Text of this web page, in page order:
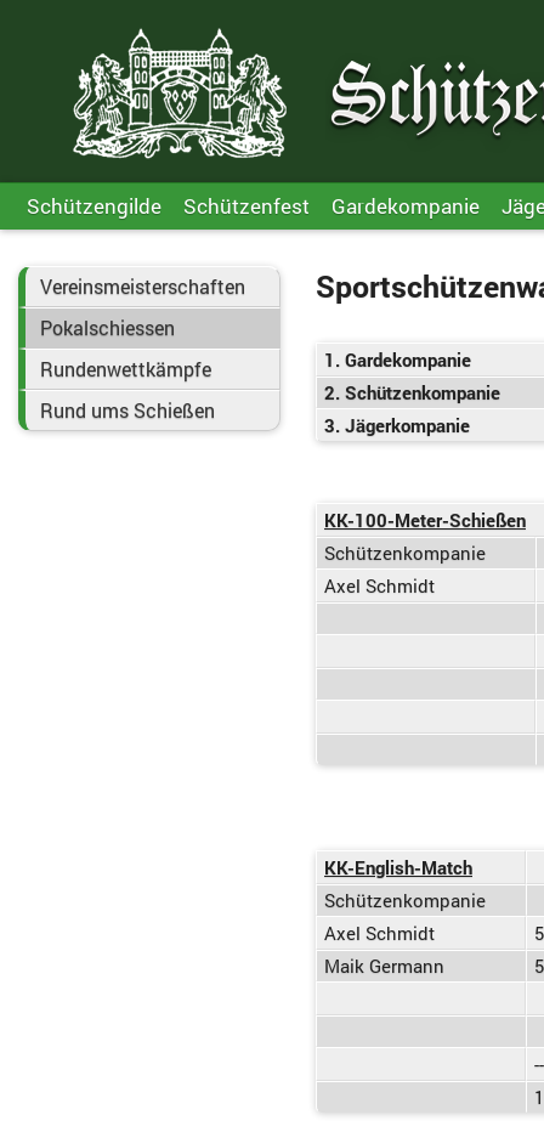
Schützengilde Schützenfest Gardekompanie
1. Gardekompanie
2. Schützenkompanie
3. Jägerkompanie
KK-100-Meter-Schießen
Schützenkompanie
Axel Schmidt
KK-English-Match
Schützenkompanie
Axel Schmidt
Maik Germann
Vereinsmeisterschaften
Pokalschiessen
Rundenwettkämpfe
Rund ums Schießen